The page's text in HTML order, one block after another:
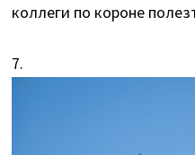
коллеги по короне
7.